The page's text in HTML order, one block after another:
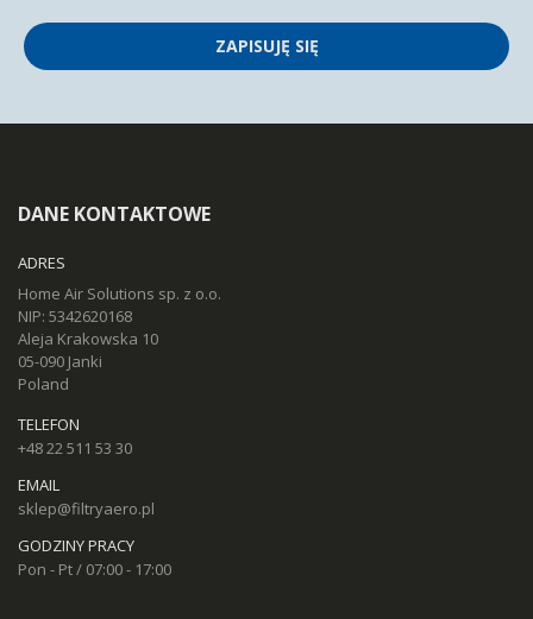
ZAPISUJĘ SIĘ
DANE KONTAKTOWE
ADRES
Home Air Solutions sp. z o.o.
NIP: 5342620168
Aleja Krakowska 10
05-090 Janki
Poland
TELEFON
+48 22 511 53 30
EMAIL
sklep@filtryaero.pl
GODZINY PRACY
Pon - Pt / 07:00 - 17:00